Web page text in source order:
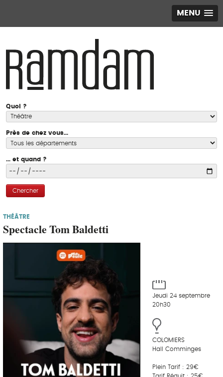
MENU
Quoi ?
Près de chez vous...
... et quand ?
Chercher
THÉÂTRE
Spectacle Tom Baldetti
Jeudi 24 septembre
20h30
COLOMIERS
Hall Comminges
Plein Tarif : 29€